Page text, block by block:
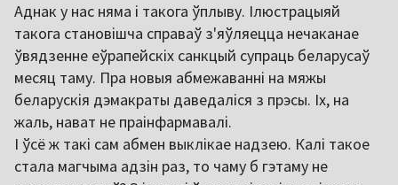
Аднак у нас няма і такога ўплыву. Ілюстрацыяй
такога становішча справаў з'яўляецца нечаканае
ўвядзенне еўрапейскіх санкцый супраць беларусаў
месяц таму. Пра новыя абмежаванні на мяжы
беларускія дэмакраты даведаліся з прэсы. Іх, на
жаль, нават не праінфармавалі.
І ўсё ж такі сам абмен выклікае надзею. Калі такое
стала магчыма адзін раз, то чаму б гэтаму не